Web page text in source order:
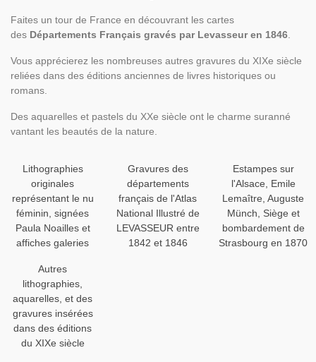
Faites un tour de France en découvrant les cartes
des Départements Français gravés par Levasseur en 1846
Vous apprécierez les nombreuses autres gravures du XIXe siècle
reliées dans des éditions anciennes de livres historiques ou
romans.
Des aquarelles et pastels du XXe siècle ont le charme suranné
vantant les beautés de la nature.
Lithographies
originales
représentant le nu
féminin, signées
Paula Noailles et
affiches galeries
Gravures des
départements
français de l'Atlas
National Illustré de
LEVASSEUR entre
1842 et 1846
Estampes sur
l'Alsace, Emile
Lemaître, Auguste
Münch, Siège et
bombardement de
Strasbourg en 1870
Autres
lithographies,
aquarelles, et des
gravures insérées
dans des éditions
du XIXe siècle